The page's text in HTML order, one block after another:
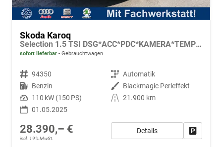
Skoda Karoq
Selection 1.5 TSI DSG*ACC*PDC*KAMERA*TEMPOMAT*LED*SMARTLINK*KLIMA*RADIO*17-ZOLL
sofort lieferbar Gebrauchtwagen
Fahrzeugnr. 94350 Getriebe Automatik
Kraftstoff Benzin Außenfarbe Blackmagic Perleffekt
Leistung 110 kW (150 PS) Kilometerstand 21.900 km
01.05.2025
28.390,– €
incl. 19% MwSt.
Details